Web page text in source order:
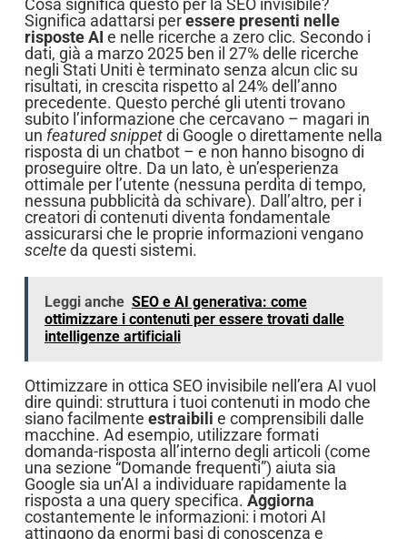
Cosa significa questo per la SEO invisibile?
Significa adattarsi peressere presenti nelle
risposte AI e nelle ricerche a zero clic. Secondo i
dati, già a marzo 2025 ben il 27% delle ricerche
negli Stati Uniti è terminato senza alcun clic su
risultati, in crescita rispetto al 24% dell’anno
precedente. Questo perché gli utenti trovano
subito l’informazione che cercavano – magari in
un featured snippetdi Google o direttamente nella
risposta di un chatbot – e non hanno bisogno di
proseguire oltre. Da un lato, è un’esperienza
ottimale per l’utente (nessuna perdita di tempo,
nessuna pubblicità da schivare). Dall’altro, per i
creatori di contenuti diventa fondamentale
assicurarsi che le proprie informazioni vengano
scelteda questi sistemi.
Leggi anche SEO e AI generativa: come
ottimizzare i contenuti per essere trovati dalle
intelligenze artificiali
Ottimizzare in ottica SEO invisibile nell’era AI vuol
dire quindi: struttura i tuoi contenuti in modo che
siano facilmente estraibili e comprensibili dalle
macchine. Ad esempio, utilizzare formati
domanda-risposta all’interno degli articoli (come
una sezione “Domande frequenti”) aiuta sia
Google sia un’AI a individuare rapidamente la
risposta a una query specifica. Aggiorna
costantemente le informazioni: i motori AI
attingono da enormi basi di conoscenza e